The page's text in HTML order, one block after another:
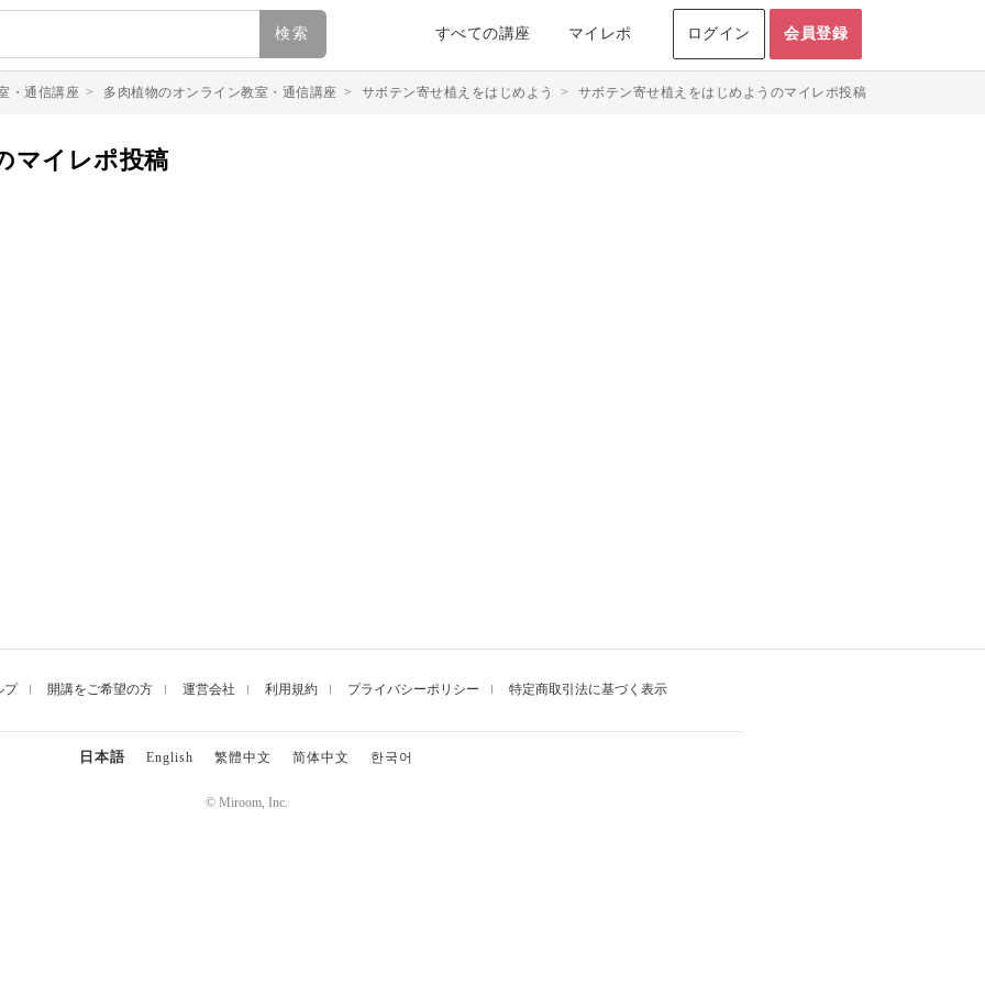
検索 すべての講座 マイレポ ログイン 会員登録
・通信講座 > 多肉植物のオンライン教室・通信講座 > サボテン寄せ植えをはじめよう > サボテン寄せ植えをはじめようのマイレポ投稿
マイレポ投稿
プ 開講をご希望の方 運営会社 利用規約 プライバシーポリシー 特定商取引法に基づく表示
日本語 English 繁體中文 简体中文 한국어
© Miroom, Inc.